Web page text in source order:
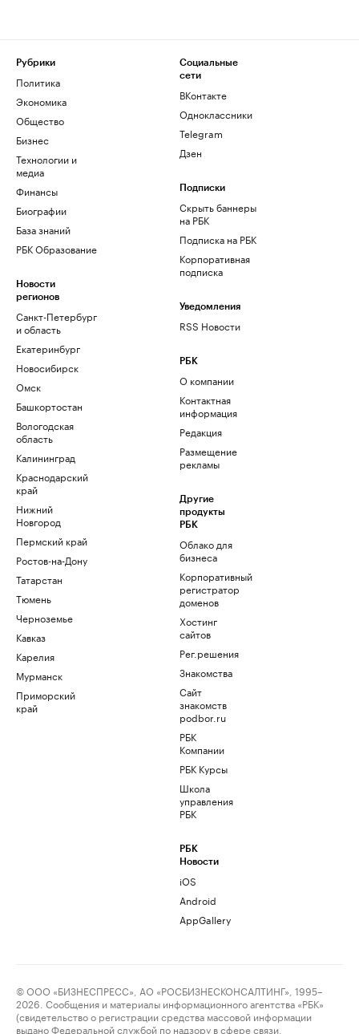
Рубрики
Политика
Экономика
Общество
Бизнес
Технологии и
медиа
Финансы
Биографии
База знаний
РБК Образование
Новости
регионов
Санкт-Петербург
и область
Екатеринбург
Новосибирск
Омск
Башкортостан
Вологодская
область
Калининград
Краснодарский
край
Нижний
Новгород
Пермский край
Ростов-на-Дону
Татарстан
Тюмень
Черноземье
Кавказ
Карелия
Мурманск
Приморский
край
Социальные
сети
ВКонтакте
Одноклассники
Telegram
Дзен
Подписки
Скрыть баннеры
на РБК
Подписка на РБК
Корпоративная
подписка
Уведомления
RSS Новости
РБК
О компании
Контактная
информация
Редакция
Размещение
рекламы
Другие
продукты
РБК
Облако для
бизнеса
Корпоративный
регистратор
доменов
Хостинг
сайтов
Рег.решения
Знакомства
Сайт
знакомств
podbor.ru
РБК
Компании
РБК Курсы
Школа
управления
РБК
РБК
Новости
iOS
Android
AppGallery
© ООО «БИЗНЕСПРЕСС», АО «РОСБИЗНЕСКОНСАЛТИНГ», 1995–
2026. Сообщения и материалы информационного агентства «РБК»
(свидетельство о регистрации средства массовой информации
выдано Федеральной службой по надзору в сфере связи,